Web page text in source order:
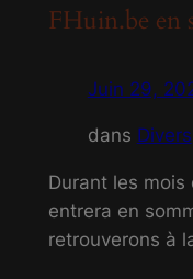
FHuin.be en
Juin 29,
dans Divers
Durant les
entrera en
retrouverons à